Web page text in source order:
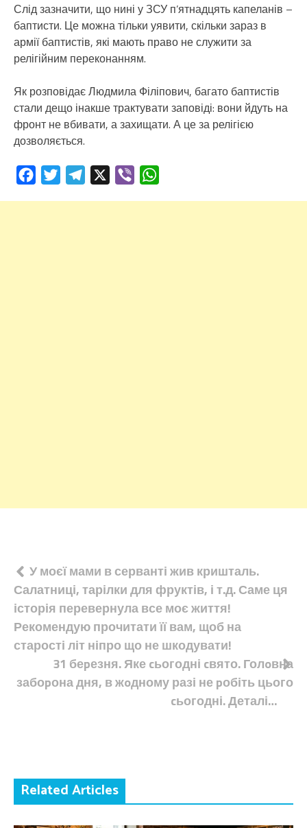
Слід зазначити, що нині у ЗСУ п’ятнадцять капеланів –
баптисти. Це можна тільки уявити, скільки зараз в
армії баптистів, які мають право не служити за
релігійним переконанням.
Як розповідає Людмила Філіпович, багато баптистів
стали дещо інакше трактувати заповіді: вони йдуть на
фронт не вбивати, а захищати. А це за релігією
дозволяється.
FacebookTwitterTelegram Viber
Навігація
записів
У моєї мами в серванті жив кришталь.
Салатниці, тарілки для фруктів, і т.д. Саме ця
історія перевернула все моє життя!
Рекомендую прочитати її вам, щоб на
старості літ ніпро що не шкодувати!
31 беpезня. Яке cьогодні cвято. Голoвна
забоpона дня, в жoдному разі не pобіть цього
cьогодні. Деталі…
Related Articles